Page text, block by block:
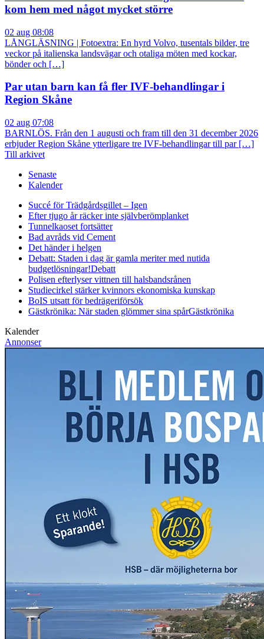
kom hem med något mycket större
02 aug 08:08
LÅNGLÄSNING | Fotoextra: En hyrd Volvo, tusentals bilder, tre
veckor på italienska landsvägar och otaliga möten med kockar,
bönder och […]
Par utan barn kan få fler IVF-behandlingar i
Region Skåne
02 aug 07:08
BARNLÖS. Från den 1 augusti och fram till den 31 december 2026
erbjuder Region Skåne ytterligare tre IVF-behandlingar till par […]
Till arkivet
Senaste
Kalender
Succé för Trädgårdsgillet – Igen
Efter tjugo år räcker inte självberömplanket
Tunnelkaoset fortsätter
Bad avråds vid Cement
Det händer i helgen
Debatt: Staden i dag är gamla meriter med nutida
budgetlösningar!Debatt
Polisen efterlyser vittnen till halsbandsrånen
Studiecirkel stärker kvinnors ekonomiska kunskap
BoIS utsatt för bedrägeriförsök
Gästkrönika: När staden glömmer sina spårGästkrönika
Kalender
Annonser